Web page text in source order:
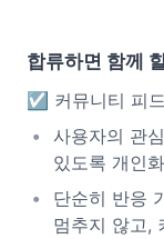
합류하면 함께
☑️ 커뮤니티 피
사용자의 관
있도록 개인
단순히 반응
멈추지 않고,